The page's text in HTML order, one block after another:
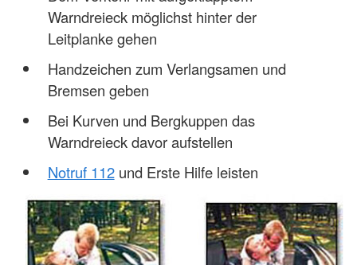
Warndreieck möglichst hinter der
Leitplanke gehen
Handzeichen zum Verlangsamen und
Bremsen geben
Bei Kurven und Bergkuppen das
Warndreieck davor aufstellen
Notruf 112und Erste Hilfe leisten